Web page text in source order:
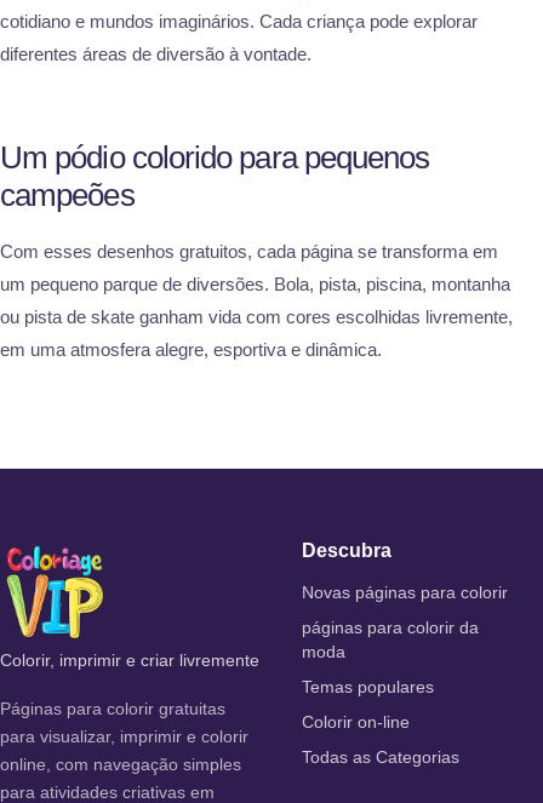
cotidiano e mundos imaginários. Cada criança pode explorar
diferentes áreas de diversão à vontade.
Um pódio colorido para pequenos
campeões
Com esses desenhos gratuitos, cada página se transforma em
um pequeno parque de diversões. Bola, pista, piscina, montanha
ou pista de skate ganham vida com cores escolhidas livremente,
em uma atmosfera alegre, esportiva e dinâmica.
Colorir, imprimir e criar livremente
Páginas para colorir gratuitas
para visualizar, imprimir e colorir
online, com navegação simples
para atividades criativas em
Descubra
Novas páginas para colorir
páginas para colorir da
moda
Temas populares
Colorir on-line
Todas as Categorias